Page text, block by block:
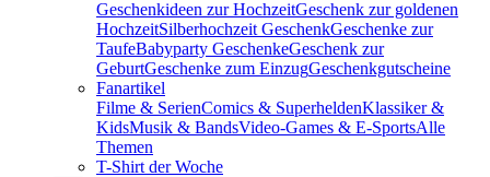
Geschenkideen zur HochzeitGeschenk zur goldenen
HochzeitSilberhochzeit GeschenkGeschenke zur
TaufeBabyparty GeschenkeGeschenk zur
GeburtGeschenke zum EinzugGeschenkgutscheine
Fanartikel
Filme & SerienComics & SuperheldenKlassiker &
KidsMusik & BandsVideo-Games & E-SportsAlle
Themen
T-Shirt der Woche